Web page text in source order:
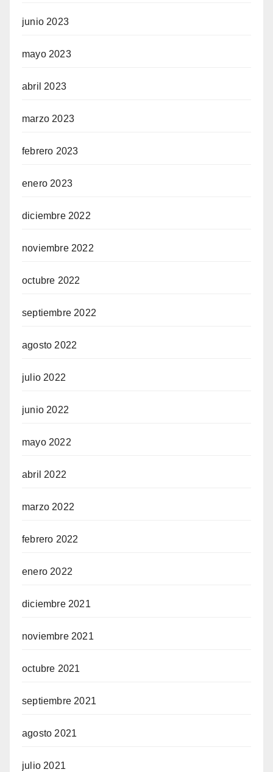
junio 2023
mayo 2023
abril 2023
marzo 2023
febrero 2023
enero 2023
diciembre 2022
noviembre 2022
octubre 2022
septiembre 2022
agosto 2022
julio 2022
junio 2022
mayo 2022
abril 2022
marzo 2022
febrero 2022
enero 2022
diciembre 2021
noviembre 2021
octubre 2021
septiembre 2021
agosto 2021
julio 2021